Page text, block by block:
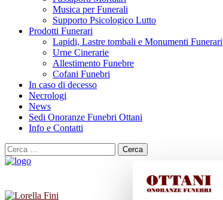
Musica per Funerali
Supporto Psicologico Lutto
Prodotti Funerari
Lapidi, Lastre tombali e Monumenti Funerari
Urne Cinerarie
Allestimento Funebre
Cofani Funebri
In caso di decesso
Necrologi
News
Sedi Onoranze Funebri Ottani
Info e Contatti
Cerca
per: